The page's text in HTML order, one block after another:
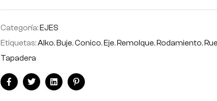
Categoría:EJES
Etiquetas:Alko,Buje,Conico,Eje,Remolque,Rodamiento,
Tapadera
FacebookTwitterLinkedinPinterest